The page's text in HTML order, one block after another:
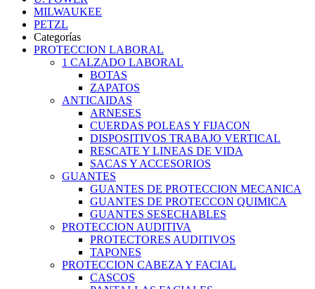
MILWAUKEE
PETZL
Categorías
PROTECCION LABORAL
1 CALZADO LABORAL
BOTAS
ZAPATOS
ANTICAIDAS
ARNESES
CUERDAS POLEAS Y FIJACON
DISPOSITIVOS TRABAJO VERTICAL
RESCATE Y LINEAS DE VIDA
SACAS Y ACCESORIOS
GUANTES
GUANTES DE PROTECCION MECANICA
GUANTES DE PROTECCON QUIMICA
GUANTES SESECHABLES
PROTECCION AUDITIVA
PROTECTORES AUDITIVOS
TAPONES
PROTECCION CABEZA Y FACIAL
CASCOS